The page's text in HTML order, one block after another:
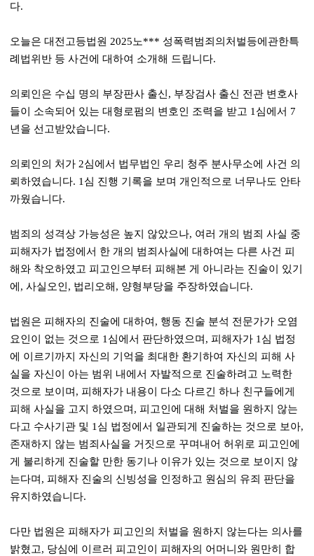
다.
오늘은 대전고등법원2025노*** 성폭력범죄의처벌등에관한특
례법위반 등 사건에 대하여 소개해 드립니다.
의뢰인은 수십 명의 부장판사 출신, 부장검사 출신 전관 변호사
들이 소속되어 있는 대형로펌의 변호인 조력을 받고 1심에서 7
년을 선고받았습니다.
의뢰인의 처가2심에서 법무법인 우리 청주 분사무소에 사건 의
뢰하였습니다. 1심 진행 기록을 보며 개인적으로 너무나도 안타
까웠습니다.
범죄의 성격상 가능성은 높지 않았으나, 여러 개의 범죄 사실 중
피해자가 법정에서 한 개의 범죄사실에 대하여는 다른 사건 피
해와 착오하였고 피고인으부터 피해본 게 아니라는 진술이 있기
에 ,사실오인, 법리오해 , 양형부당을 주장하였습니다.
법원은 피해자의 진술에 대하여 , 행동 진술 분석 전문가가 오염
요인이 없는 것으로 1심에서 판단하였으며 , 피해자가 1심 법정
에 이르기까지 자신의 기억을 최대한 환기하여 자신의 피해 사
실을 자신이 아는 범위 내에서 자발적으로 진술하려고 노력한
것으로 보이며 , 피해자가 내용이 다소 다르긴 하나 친구들에게
피해 사실을 고지 하였으며 , 피고인에 대해 처벌을 원하지 않는
다고 수사기관 및 1심 법정에서 일관되게 진술하는 것으로 보아,
존재하지 않는 범죄사실을 거짓으로 꾸며내어 허위로 피고인에
게 불리하게 진술할 만한 동기나 이유가 있는 것으로 보이지 않
는다며 , 피해자 진술의 신빙성을 인정하고 원심의 유죄 판단을
유지하였습니다.
다만 법원은 피해자가 피고인의 처벌을 원하지 않는다는 의사를
밝혔고, 당심에 이르러 피고인이 피해자의 어머니와 원만히 합